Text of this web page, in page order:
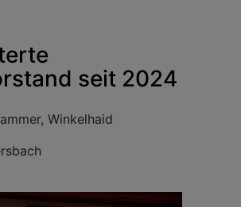
seit 2024
Winkelhaid